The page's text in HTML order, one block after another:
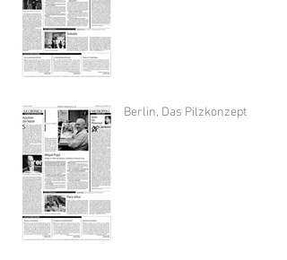
Berlin, Das Pilzkonzept